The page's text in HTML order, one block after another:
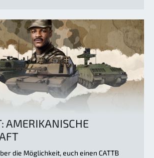
AMERIKANISCHE
die Möglichkeit, euch einen CATTB